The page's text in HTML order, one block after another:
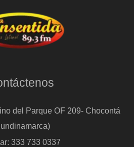
del Parque OF 209- Chocontá
333 733 0337